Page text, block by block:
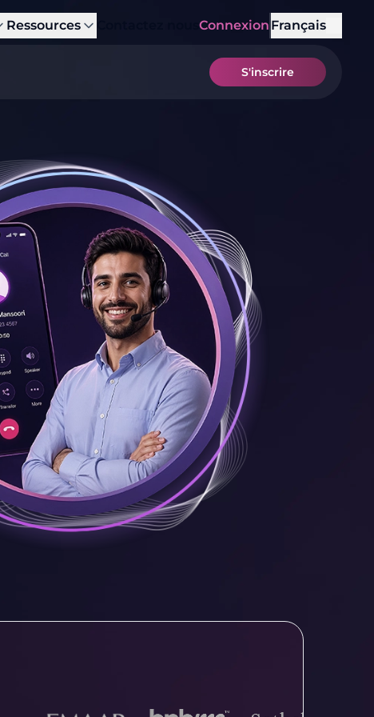
Ressources Connexion Français
S'inscrire